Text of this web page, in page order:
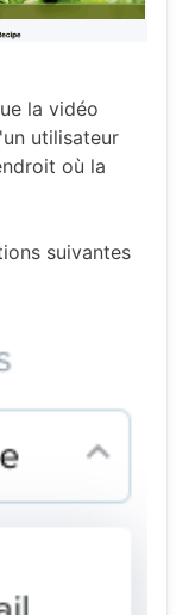
la vidéo
utilisateur
où la
suivantes